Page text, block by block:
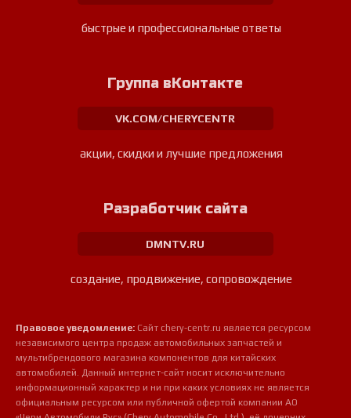
быстрые и профессиональные ответы
Группа вКонтакте
VK.COM/CHERYCENTR
акции, скидки и лучшие предложения
Разработчик сайта
DMNTV.RU
создание, продвижение, сопровождение
Правовое уведомление: Сайт chery-centr.ru является ресурсом
независимого центра продаж автомобильных запчастей и
мультибрендового магазина компонентов для китайских
автомобилей. Данный интернет-сайт носит исключительно
информационный характер и ни при каких условиях не является
официальным ресурсом или публичной офертой компании АО